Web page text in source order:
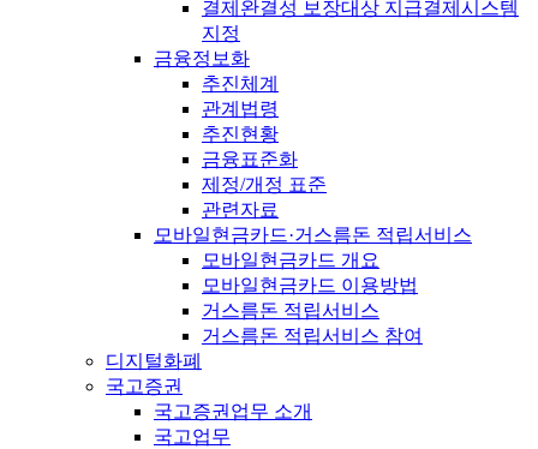
결제완결성 보장대상 지급결제시스템
지정
금융정보화
추진체계
관계법령
추진현황
금융표준화
제정/개정 표준
관련자료
모바일현금카드·거스름돈 적립서비스
모바일현금카드 개요
모바일현금카드 이용방법
거스름돈 적립서비스
거스름돈 적립서비스 참여
디지털화폐
국고증권
국고증권업무 소개
국고업무